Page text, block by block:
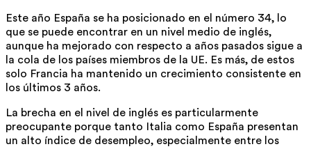
Este año España se ha posicionado en el número 34, lo
que se puede encontrar en un nivel medio de inglés,
aunque ha mejorado con respecto a años pasados sigue a
la cola de los países miembros de la UE. Es más, de estos
solo Francia ha mantenido un crecimiento consistente en
los últimos 3 años.
La brecha en el nivel de inglés es particularmente
preocupante porque tanto Italia como España presentan
un alto índice de desempleo, especialmente entre los